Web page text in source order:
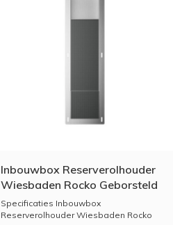
Inbouwbox Reserverolhouder
Wiesbaden Rocko Geborsteld
RVS
Specificaties Inbouwbox
Reserverolhouder Wiesbaden Rocko